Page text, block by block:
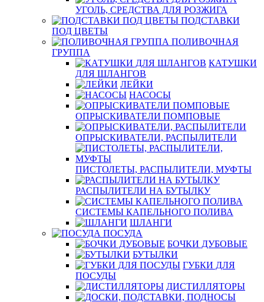
УГОЛЬ, СРЕДСТВА ДЛЯ РОЗЖИГА
ПОДСТАВКИ
ПОД ЦВЕТЫ
ПОЛИВОЧНАЯ
ГРУППА
КАТУШКИ
ДЛЯ ШЛАНГОВ
ЛЕЙКИ
НАСОСЫ
ОПРЫСКИВАТЕЛИ ПОМПОВЫЕ
ОПРЫСКИВАТЕЛИ, РАСПЫЛИТЕЛИ
ПИСТОЛЕТЫ, РАСПЫЛИТЕЛИ, МУФТЫ
РАСПЫЛИТЕЛИ НА БУТЫЛКУ
СИСТЕМЫ КАПЕЛЬНОГО ПОЛИВА
ШЛАНГИ
ПОСУДА
БОЧКИ ДУБОВЫЕ
БУТЫЛКИ
ГУБКИ ДЛЯ
ПОСУДЫ
ДИСТИЛЛЯТОРЫ